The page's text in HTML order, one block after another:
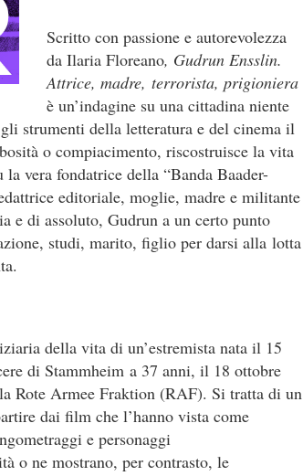
Scritto con passione e autorevolezza
da Ilaria Floreano, Gudrun Ensslin.
Attrice, madre, terrorista, prigioniera
è un’indagine su una cittadina niente
strumenti della letteratura e del cinema il
o compiacimento, riscostruisce la vita
vera fondatrice della “Banda Baader-
editoriale, moglie, madre e militante
e di assoluto, Gudrun a un certo punto
studi, marito, figlio per darsi alla lotta
della vita di un’estremista nata il 15
di Stammheim a 37 anni, il 18 ottobre
Rote Armee Fraktion (RAF). Si tratta di un
dai film che l’hanno vista come
e personaggi
o ne mostrano, per contrasto, le